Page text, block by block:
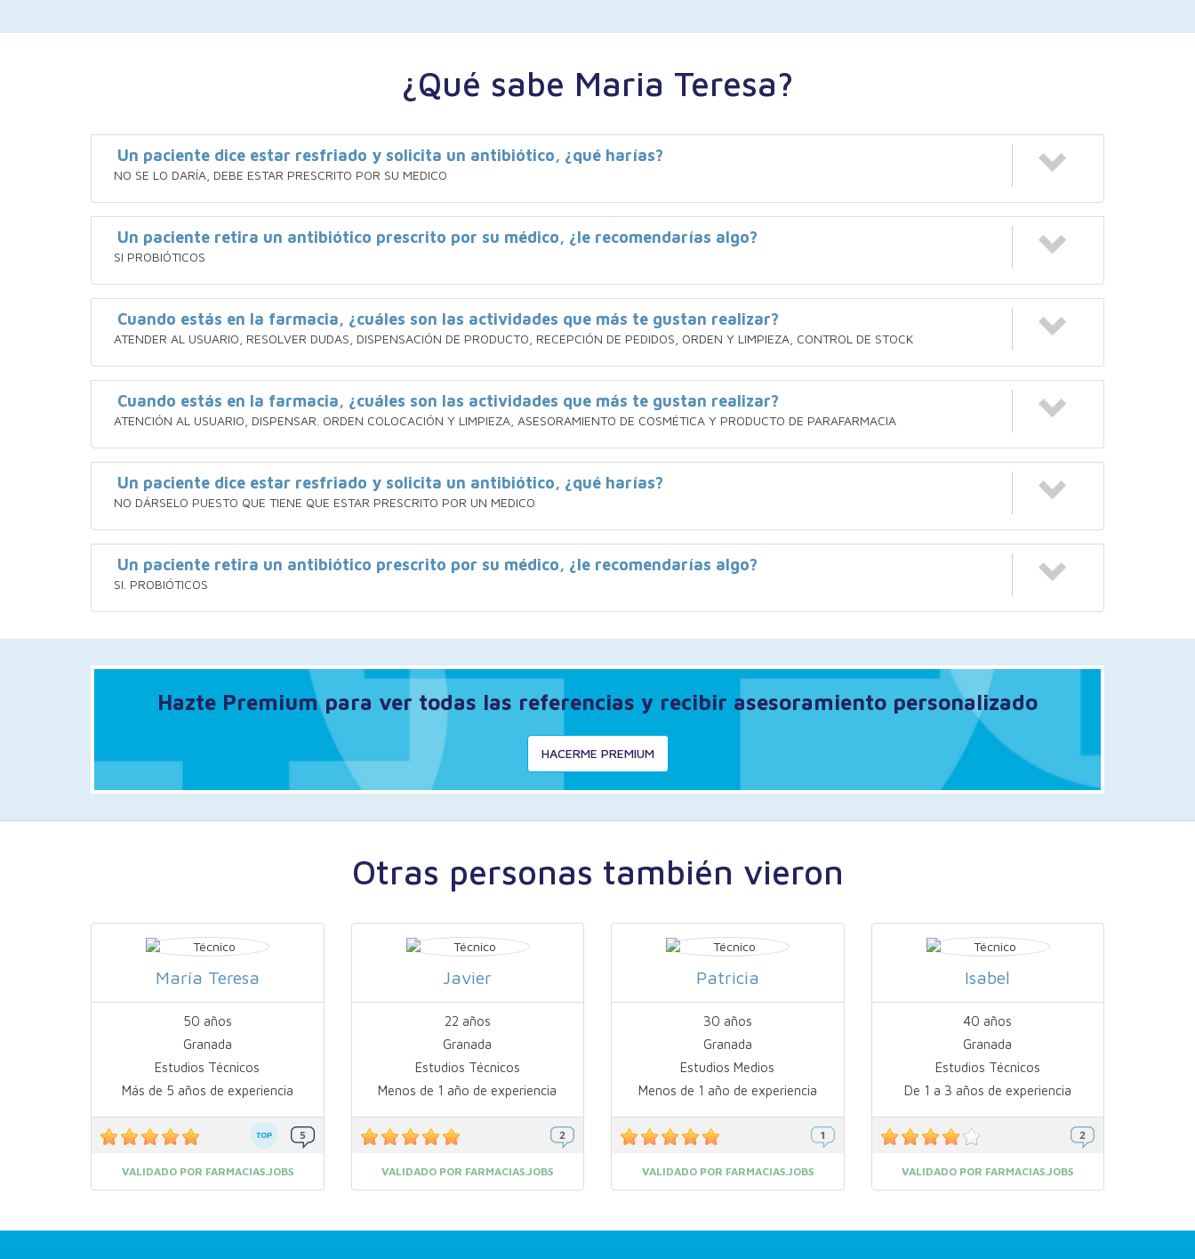
¿Qué sabe Maria Teresa?
Un paciente dice estar resfriado y solicita un antibiótico, ¿qué harías?
NO SE LO DARÍA, DEBE ESTAR PRESCRITO POR SU MEDICO
Un paciente retira un antibiótico prescrito por su médico, ¿le recomendarías algo?
SI PROBIÓTICOS
Cuando estás en la farmacia, ¿cuáles son las actividades que más te gustan realizar?
ATENDER AL USUARIO, RESOLVER DUDAS, DISPENSACIÓN DE PRODUCTO, RECEPCIÓN DE PEDIDOS, ORDEN Y LIMPIEZA, CONTROL DE STOCK
Cuando estás en la farmacia, ¿cuáles son las actividades que más te gustan realizar?
ATENCIÓN AL USUARIO, DISPENSAR. ORDEN COLOCACIÓN Y LIMPIEZA, ASESORAMIENTO DE COSMÉTICA Y PRODUCTO DE PARAFARMACIA
Un paciente dice estar resfriado y solicita un antibiótico, ¿qué harías?
NO DÁRSELO PUESTO QUE TIENE QUE ESTAR PRESCRITO POR UN MEDICO
Un paciente retira un antibiótico prescrito por su médico, ¿le recomendarías algo?
SI. PROBIÓTICOS
Hazte Premium para ver todas las referencias y recibir asesoramiento personalizado
HACERME PREMIUM
Otras personas también vieron
María Teresa
50 años
Granada
Estudios Técnicos
Más de 5 años de experiencia
VALIDADO POR FARMACIAS.JOBS
Javier
22 años
Granada
Estudios Técnicos
Menos de 1 año de experiencia
VALIDADO POR FARMACIAS.JOBS
Patricia
30 años
Granada
Estudios Medios
Menos de 1 año de experiencia
VALIDADO POR FARMACIAS.JOBS
Isabel
40 años
Granada
Estudios Técnicos
De 1 a 3 años de experiencia
VALIDADO POR FARMACIAS.JOBS